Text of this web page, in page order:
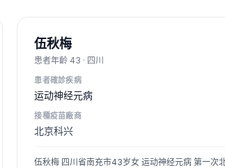
伍秋梅
患者年齡 43 · 四川
患者確診疾病
运动神经元病
接種疫苗廠商
北京科兴
伍秋梅 四川省南充市43岁女 运动神经元病 第一次